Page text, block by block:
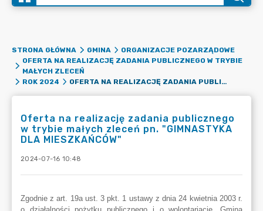
STRONA GŁÓWNA GMINA
ORGANIZACJE POZARZĄDOWE
OFERTA NA REALIZACJĘ ZADANIA PUBLICZNEGO W TRYBIE
MAŁYCH ZLECEŃ
ROK 2024
OFERTA NA REALIZACJĘ ZADANIA PUBLICZNEGO W TRYBIE MAŁYCH ZLECEŃ PN. "GIMNASTYKA DLA MIESZKAŃCÓW"
Oferta na realizację zadania publicznego
w trybie małych zleceń pn. "GIMNASTYKA
DLA MIESZKAŃCÓW"
2024-07-16 10:48